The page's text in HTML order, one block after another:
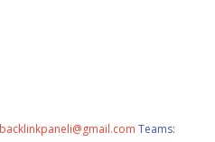
backlinkpaneli@gmail.com Teams: